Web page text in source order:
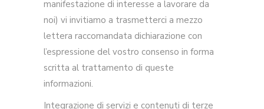
manifestazione di interesse a lavorare da
noi) vi invitiamo a trasmetterci a mezzo
lettera raccomandata dichiarazione con
l’espressione del vostro consenso in forma
scritta al trattamento di queste
informazioni.
Integrazione di servizi e contenuti di terze